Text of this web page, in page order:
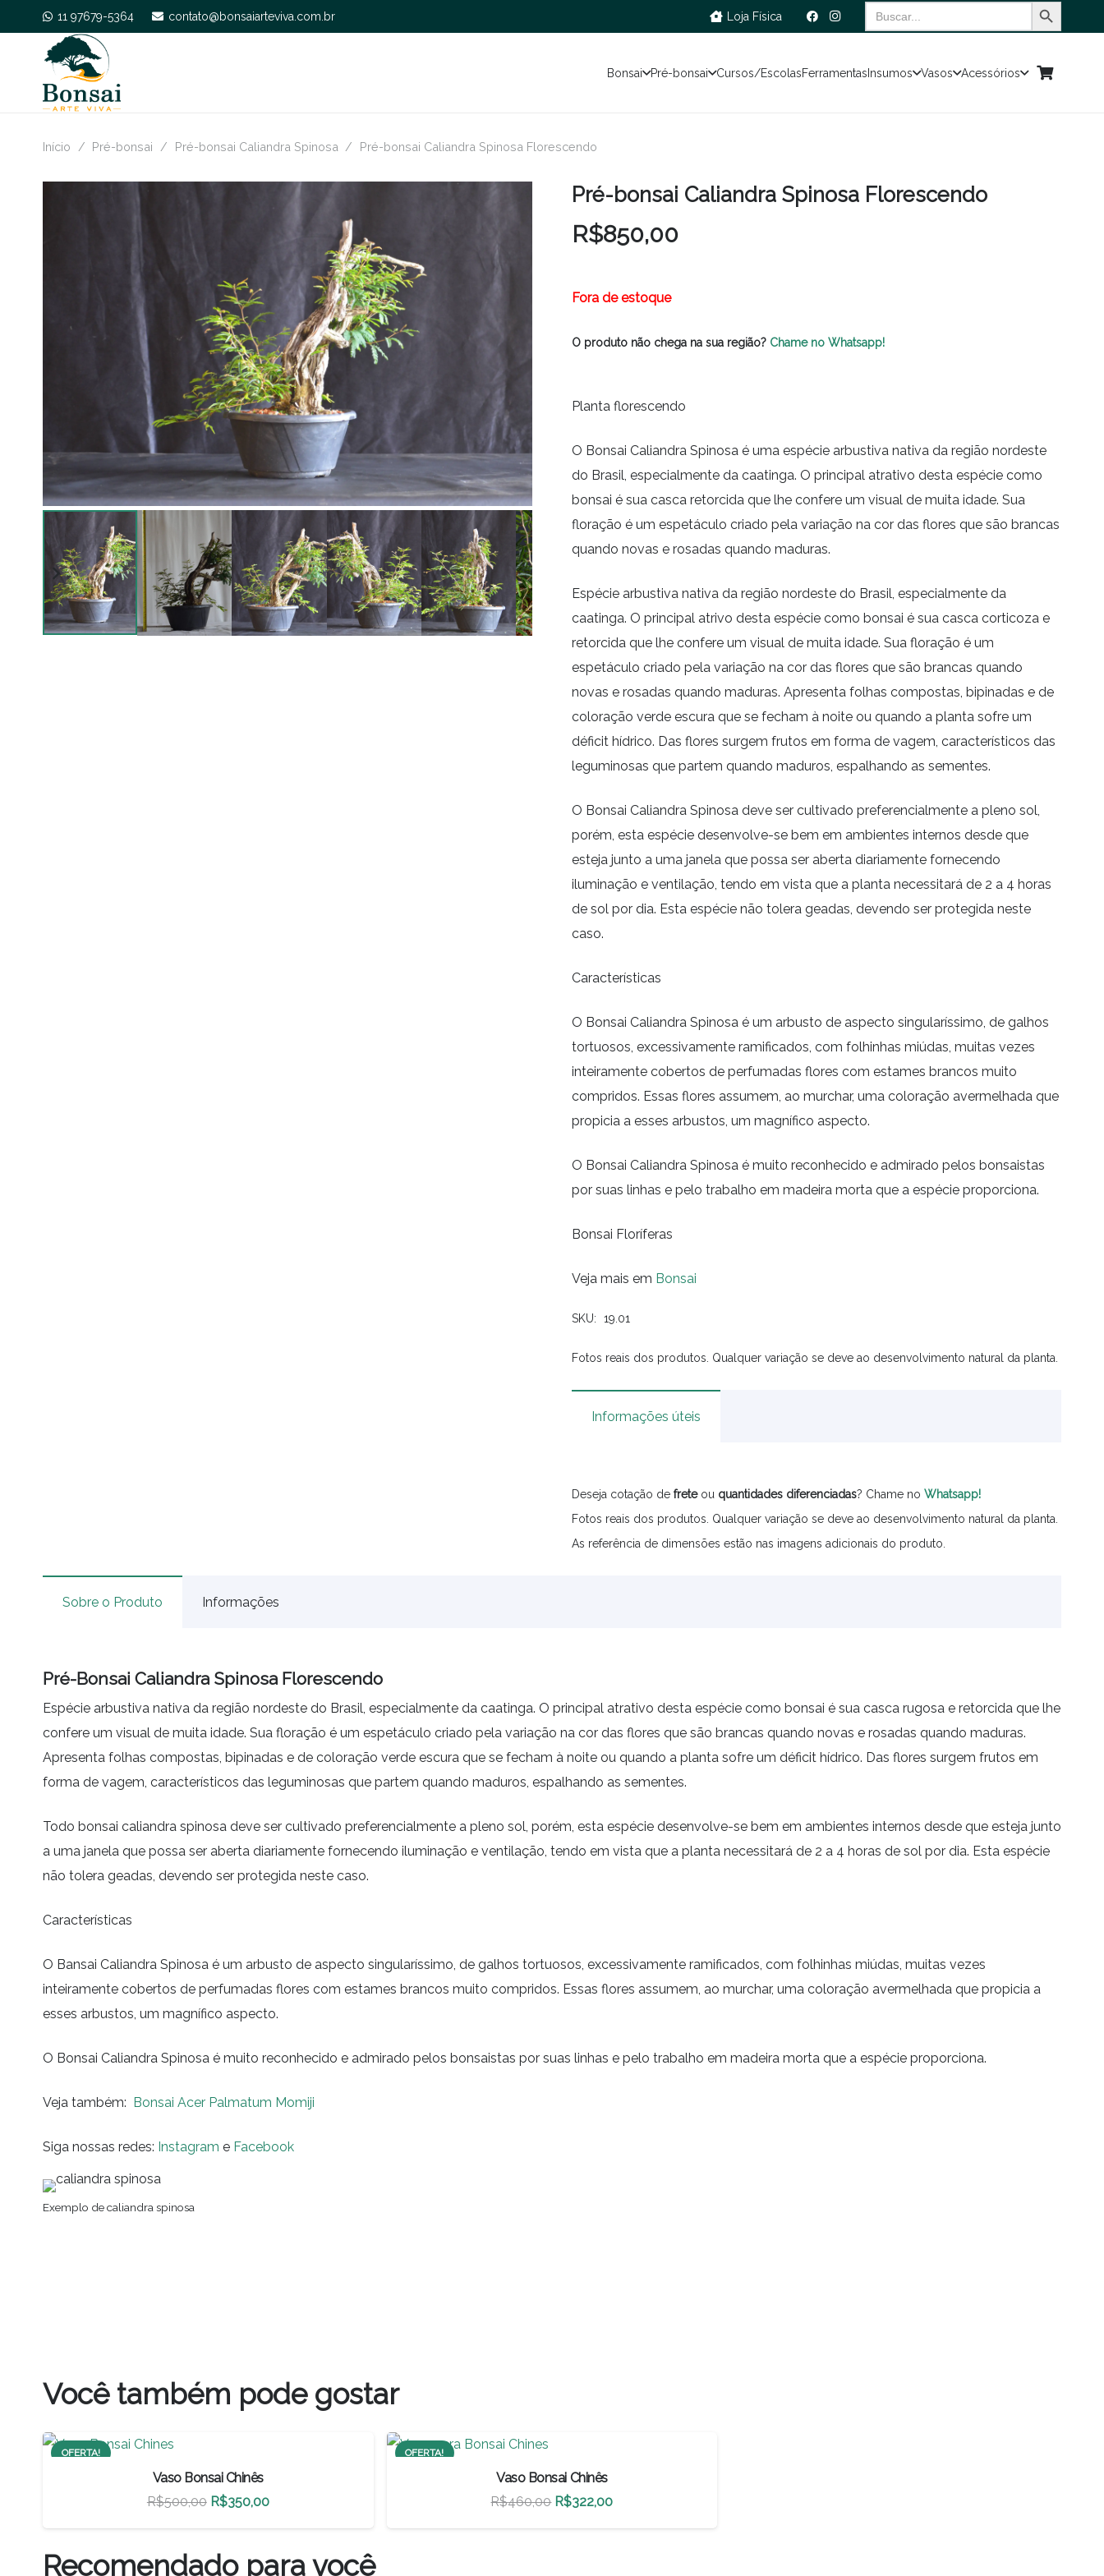
11 97679-5364 contato@bonsaiarteviva.com.br Loja Física
Search
for:
Bonsai Pré-bonsai Cursos/EscolasFerramentasInsumos Vasos Acessórios
Início / Pré-bonsai / Pré-bonsai Caliandra Spinosa / Pré-bonsai Caliandra Spinosa Florescendo
Pré-bonsai Caliandra Spinosa Florescendo
R$850,00
Fora de estoque
O produto não chega na sua região? Chame no Whatsapp!
Planta florescendo
O Bonsai Caliandra Spinosa é uma espécie arbustiva nativa da região nordeste
do Brasil, especialmente da caatinga. O principal atrativo desta espécie como
bonsai é sua casca retorcida que lhe confere um visual de muita idade. Sua
floração é um espetáculo criado pela variação na cor das flores que são brancas
quando novas e rosadas quando maduras.
Espécie arbustiva nativa da região nordeste do Brasil, especialmente da
caatinga. O principal atrivo desta espécie como bonsai é sua casca corticoza e
retorcida que lhe confere um visual de muita idade. Sua floração é um
espetáculo criado pela variação na cor das flores que são brancas quando
novas e rosadas quando maduras. Apresenta folhas compostas, bipinadas e de
coloração verde escura que se fecham à noite ou quando a planta sofre um
déficit hídrico. Das flores surgem frutos em forma de vagem, característicos das
leguminosas que partem quando maduros, espalhando as sementes.
O Bonsai Caliandra Spinosa deve ser cultivado preferencialmente a pleno sol,
porém, esta espécie desenvolve-se bem em ambientes internos desde que
esteja junto a uma janela que possa ser aberta diariamente fornecendo
iluminação e ventilação, tendo em vista que a planta necessitará de 2 a 4 horas
de sol por dia. Esta espécie não tolera geadas, devendo ser protegida neste
caso.
Características
O Bonsai Caliandra Spinosa é um arbusto de aspecto singularíssimo, de galhos
tortuosos, excessivamente ramificados, com folhinhas miúdas, muitas vezes
inteiramente cobertos de perfumadas flores com estames brancos muito
compridos. Essas flores assumem, ao murchar, uma coloração avermelhada que
propicia a esses arbustos, um magnífico aspecto.
O Bonsai Caliandra Spinosa é muito reconhecido e admirado pelos bonsaistas
por suas linhas e pelo trabalho em madeira morta que a espécie proporciona.
Bonsai Floríferas
Veja mais em Bonsai
SKU: 19.01
Fotos reais dos produtos. Qualquer variação se deve ao desenvolvimento natural da planta.
Informações úteis
Deseja cotação de freteou quantidades diferenciadas? Chame no Whatsapp!
Fotos reais dos produtos. Qualquer variação se deve ao desenvolvimento natural da planta.
As referência de dimensões estão nas imagens adicionais do produto.
Sobre o Produto Informações
Pré-Bonsai Caliandra Spinosa Florescendo
Espécie arbustiva nativa da região nordeste do Brasil, especialmente da caatinga. O principal atrativo desta espécie como bonsai é sua casca rugosa e retorcida que lhe
confere um visual de muita idade. Sua floração é um espetáculo criado pela variação na cor das flores que são brancas quando novas e rosadas quando maduras.
Apresenta folhas compostas, bipinadas e de coloração verde escura que se fecham à noite ou quando a planta sofre um déficit hídrico. Das flores surgem frutos em
forma de vagem, característicos das leguminosas que partem quando maduros, espalhando as sementes.
Todo bonsai caliandra spinosa deve ser cultivado preferencialmente a pleno sol, porém, esta espécie desenvolve-se bem em ambientes internos desde que esteja junto
a uma janela que possa ser aberta diariamente fornecendo iluminação e ventilação, tendo em vista que a planta necessitará de 2 a 4 horas de sol por dia. Esta espécie
não tolera geadas, devendo ser protegida neste caso.
Características
O Bansai Caliandra Spinosa é um arbusto de aspecto singularíssimo, de galhos tortuosos, excessivamente ramificados, com folhinhas miúdas, muitas vezes
inteiramente cobertos de perfumadas flores com estames brancos muito compridos. Essas flores assumem, ao murchar, uma coloração avermelhada que propicia a
esses arbustos, um magnífico aspecto.
O Bonsai Caliandra Spinosa é muito reconhecido e admirado pelos bonsaistas por suas linhas e pelo trabalho em madeira morta que a espécie proporciona.
Veja também: Bonsai Acer Palmatum Momiji
Siga nossas redes: Instagram e Facebook
Exemplo de caliandra spinosa
Você também pode gostar
OFERTA!
Vaso Bonsai Chinês
R$500,00 O
preço
original
R$350,00O
preço
OFERTA!
Vaso Bonsai Chinês
R$460,00 O
preço
R$322,00O
preço
Recomendado para você